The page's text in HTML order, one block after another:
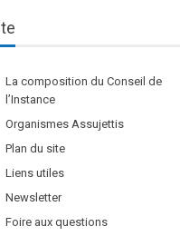
La composition du Conseil de
l’Instance
Organismes Assujettis
Plan du site
Liens utiles
Newsletter
Foire aux questions